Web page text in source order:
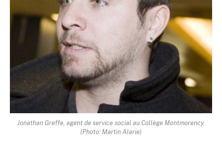
Jonathan Greffe, agent de service social au Collège Montmorency.
(Photo: Martin Alarie)